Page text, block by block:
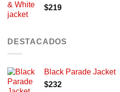
$219
DESTACADOS
Black Parade Jacket
$232